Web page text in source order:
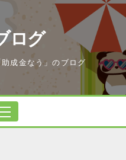
ログ
成金なう」のブログ